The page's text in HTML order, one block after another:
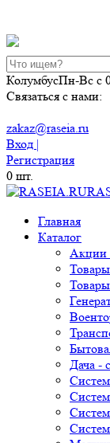
КолумбусПн-Вс с
Связаться с нами:
zakaz@raseia.ru
Вход |
Регистрация
0 шт.
Главная
Каталог
Акции
Дача -